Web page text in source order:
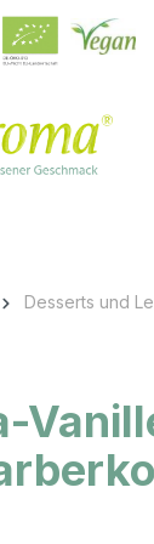
springen
Desserts und